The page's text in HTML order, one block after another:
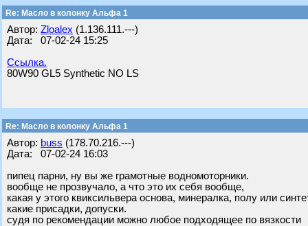
Re: Масло в колонку Альфа 1
Автор: Zloalex (1.136.111.---)
Дата: 07-02-24 15:25
Ссылка.
80W90 GL5 Synthetic NO LS
Re: Масло в колонку Альфа 1
Автор: buss (178.70.216.---)
Дата: 07-02-24 16:03
пипец парни, ну вы же грамотные водномоторники.
вообще не прозвучало, а что это их себя вообще,
какая у этого квиксильвера основа, минералка, полу или
какие присадки, допуски.
судя по рекомендации можно любое подходящее по вязкости